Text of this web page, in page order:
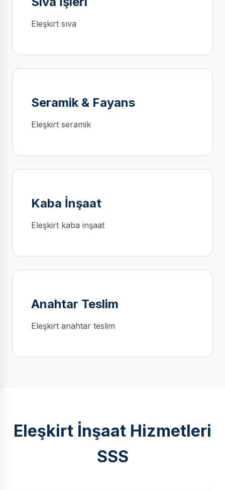
Eleşkirt sıva
Seramik & Fayans
Eleşkirt seramik
Kaba İnşaat
Eleşkirt kaba inşaat
Anahtar Teslim
Eleşkirt anahtar teslim
Eleşkirt İnşaat Hizmetleri
SSS